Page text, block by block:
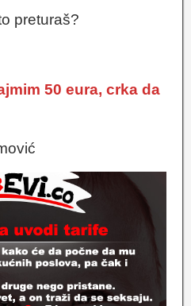
preturaš?
50 eura, crka da